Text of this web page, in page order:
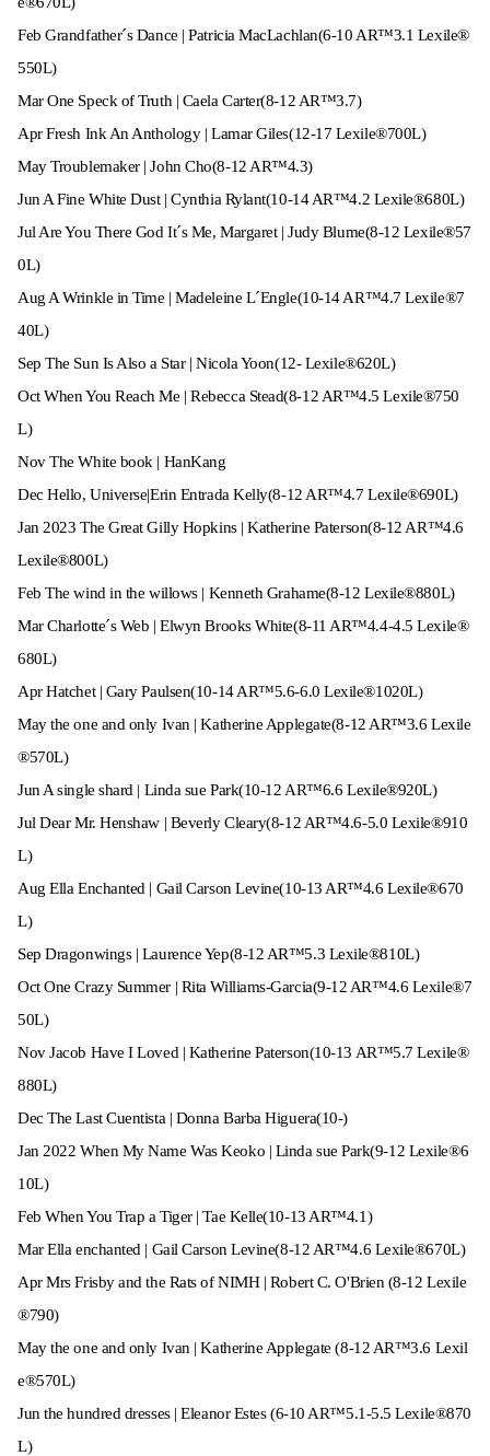
Feb Grandfather´s Dance | Patricia MacLachlan(6-10 AR™3.1 Lexile®
550L)
Mar One Speck of Truth | Caela Carter(8-12 AR™3.7)
Apr Fresh Ink An Anthology | Lamar Giles(12-17 Lexile®700L)
May Troublemaker | John Cho(8-12 AR™4.3)
Jun A Fine White Dust | Cynthia Rylant(10-14 AR™4.2 Lexile®680L)
Jul Are You There God It´s Me, Margaret | Judy Blume(8-12 Lexile®57
0L)
Aug A Wrinkle in Time | Madeleine L´Engle(10-14 AR™4.7 Lexile®7
40L)
Sep The Sun Is Also a Star | Nicola Yoon(12- Lexile®620L)
Oct When You Reach Me | Rebecca Stead(8-12 AR™4.5 Lexile®750
L)
Nov The White book | HanKang
Dec Hello, Universe|Erin Entrada Kelly(8-12 AR™4.7 Lexile®690L)
Jan 2023 The Great Gilly Hopkins | Katherine Paterson(8-12 AR™4.6
Lexile®800L)
Feb The wind in the willows | Kenneth Grahame(8-12 Lexile®880L)
Mar Charlotte´s Web | Elwyn Brooks White(8-11 AR™4.4-4.5 Lexile®
680L)
Apr Hatchet | Gary Paulsen(10-14 AR™5.6-6.0 Lexile®1020L)
May the one and only Ivan | Katherine Applegate(8-12 AR™3.6 Lexile
®570L)
Jun A single shard | Linda sue Park(10-12 AR™6.6 Lexile®920L)
Jul Dear Mr. Henshaw | Beverly Cleary(8-12 AR™4.6-5.0 Lexile®910
L)
Aug Ella Enchanted | Gail Carson Levine(10-13 AR™4.6 Lexile®670
L)
Sep Dragonwings | Laurence Yep(8-12 AR™5.3 Lexile®810L)
Oct One Crazy Summer | Rita Williams-Garcia(9-12 AR™4.6 Lexile®7
50L)
Nov Jacob Have I Loved | Katherine Paterson(10-13 AR™5.7 Lexile®
880L)
Dec The Last Cuentista | Donna Barba Higuera(10-)
Jan 2022 When My Name Was Keoko | Linda sue Park(9-12 Lexile®6
10L)
Feb When You Trap a Tiger | Tae Kelle(10-13 AR™4.1)
Mar Ella enchanted | Gail Carson Levine(8-12 AR™4.6 Lexile®670L)
Apr Mrs Frisby and the Rats of NIMH | Robert C. O'Brien (8-12 Lexile
®790)
May the one and only Ivan | Katherine Applegate (8-12 AR™3.6 Lexil
e®570L)
Jun the hundred dresses | Eleanor Estes (6-10 AR™5.1-5.5 Lexile®870
L)